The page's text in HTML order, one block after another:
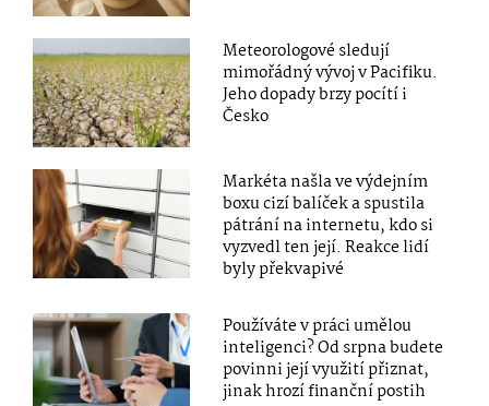
Meteorologové sledují
mimořádný vývoj v Pacifiku.
Jeho dopady brzy pocítí i
Česko
Markéta našla ve výdejním
boxu cizí balíček a spustila
pátrání na internetu, kdo si
vyzvedl ten její. Reakce lidí
byly překvapivé
Používáte v práci umělou
inteligenci? Od srpna budete
povinni její využití přiznat,
jinak hrozí finanční postih